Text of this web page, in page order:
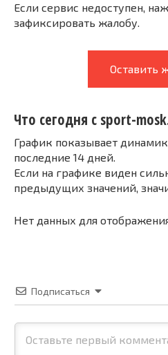
Если сервис недоступен,
зафиксировать жалобу.
Оставить
Что сегодня с sport-
График показывает
последние 14 дней.
Если на графике виден
предыдущих значений,
Нет данных для
Подписаться